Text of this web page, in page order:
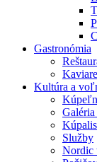
Gastronómia
Kultúra a
Služby
Nordic